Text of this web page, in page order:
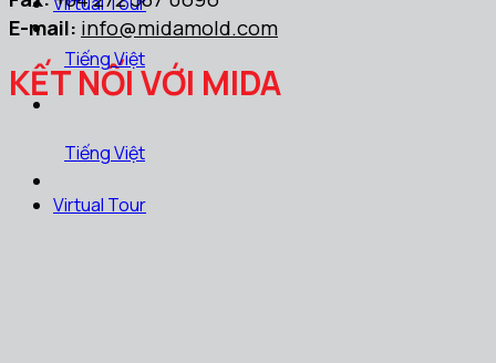
Tiếng Việt
Tiếng Việt
Virtual Tour
E-mail: info@midamold.com
KẾT NỐI VỚI MIDA